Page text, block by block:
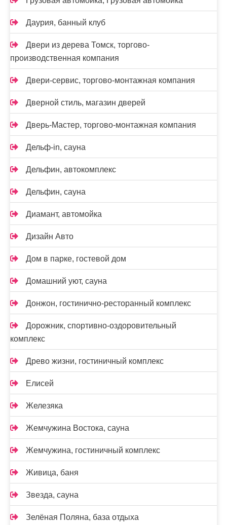
Даурия, банный клуб
Двери из дерева Томск, торгово-
производственная компания
Двери-сервис, торгово-монтажная компания
Дверной стиль, магазин дверей
Дверь-Мастер, торгово-монтажная компания
Дельф-in, сауна
Дельфин, автокомплекс
Дельфин, сауна
Диамант, автомойка
Дизайн Авто
Дом в парке, гостевой дом
Домашний уют, сауна
Донжон, гостинично-ресторанный комплекс
Дорожник, спортивно-оздоровительный
комплекс
Древо жизни, гостиничный комплекс
Елисей
Железяка
Жемчужина Востока, сауна
Жемчужина, гостиничный комплекс
Живица, баня
Звезда, сауна
Зелёная Поляна, база отдыха